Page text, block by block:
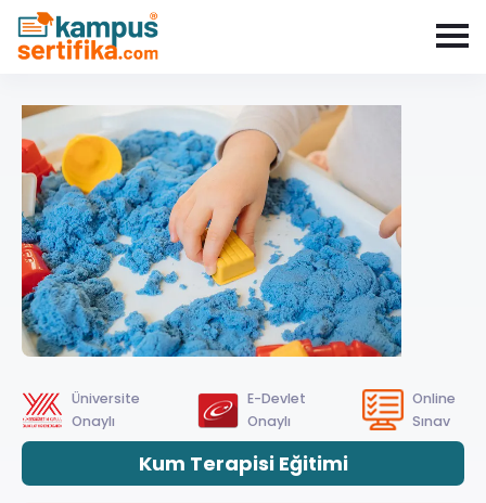
Üniversite
Onaylı
E-Devlet
Onaylı
Online
Sınav
Kum Terapisi Eğitimi